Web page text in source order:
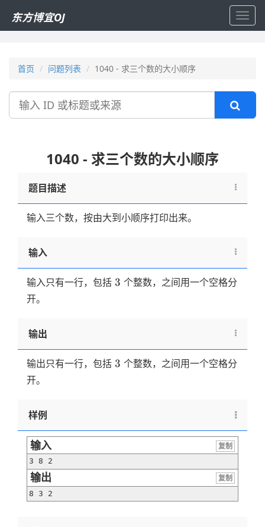
东方博宜OJ
首页 问题列表 1040 - 求三个数的大小顺序
搜
1040 - 求三个数的大小顺序
题目描述
输入三个数，按由大到小顺序打印出来。
输入
输入只有一行，包括 3
3 个整数，之间用一个空格分
开。
输出
输出只有一行，包括 3
3 个整数，之间用一个空格分
开。
样例
输入
复制
3 8 2
输出
复制
8 3 2